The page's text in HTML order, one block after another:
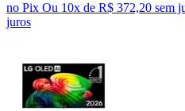
no Pix Ou 10x de R$ 372,20 sem
juros